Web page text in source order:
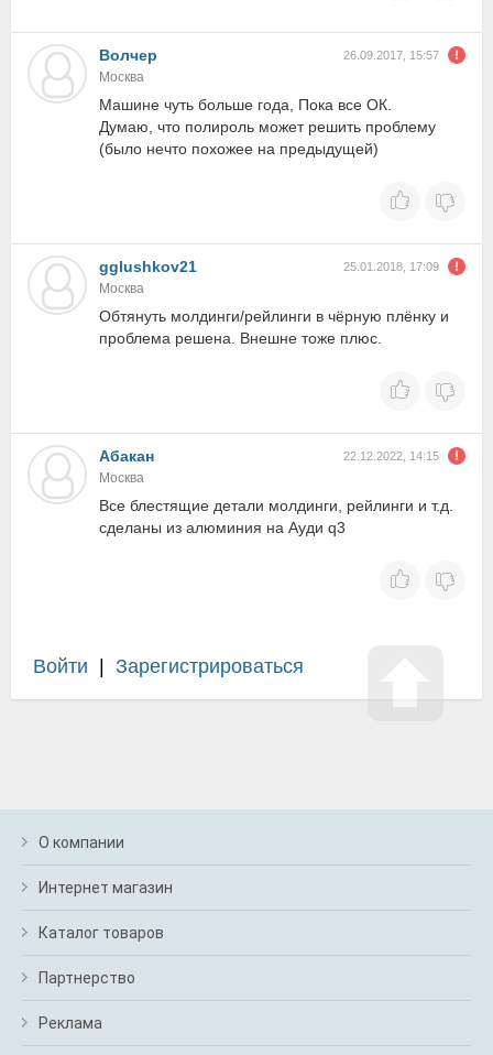
Волчер 26.09.2017, 15:57
Москва
Машине чуть больше года, Пока все ОК.
Думаю, что полироль может решить проблему
(было нечто похожее на предыдущей)
gglushkov21 25.01.2018, 17:09
Москва
Обтянуть молдинги/рейлинги в чёрную плёнку и
проблема решена. Внешне тоже плюс.
Абакан 22.12.2022, 14:15
Москва
Все блестящие детали молдинги, рейлинги и т.д.
сделаны из алюминия на Ауди q3
Войти Зарегистрироваться
О компании
Интернет магазин
Каталог товаров
Партнерство
Реклама